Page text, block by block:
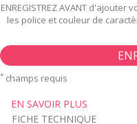
ENREGISTREZ AVANT d'ajouter
les police et couleur de
* champs requis
EN SAVOIR PLUS
FICHE TECHNIQUE